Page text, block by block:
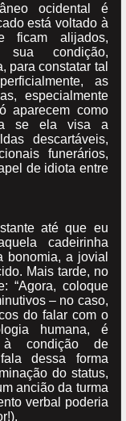
ocidental é
está voltado à
ficam alijados,
sua condição,
para constatar tal
as
especialmente
aparecem como
se ela visa a
descartáveis,
funerários,
de idiota entre
até que eu
cadeirinha
bonomia, a jovial
Mais tarde, no
“Agora, coloque
– no caso,
do falar com o
humana, é
à condição de
dessa forma
do status,
ancião da turma
verbal poderia